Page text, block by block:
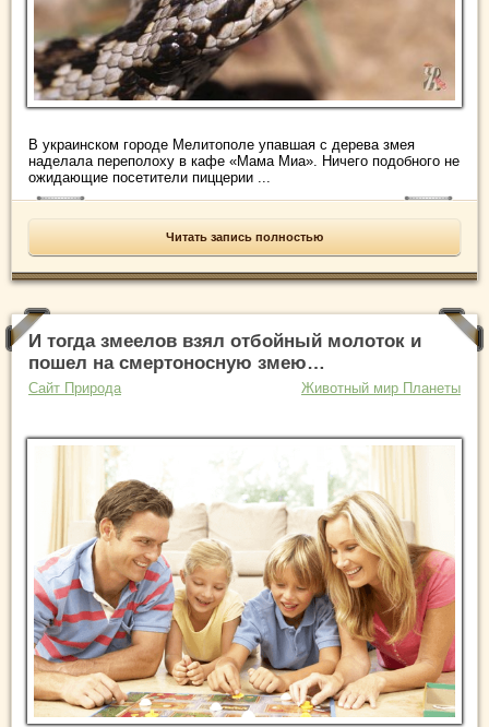
В украинском городе Мелитополе упавшая с дерева змея
наделала переполоху в кафе «Мама Миа». Ничего подобного не
ожидающие посетители пиццерии ...
Читать запись полностью
И тогда змеелов взял отбойный молоток и
пошел на смертоносную змею…
Сайт Природа Животный мир Планеты